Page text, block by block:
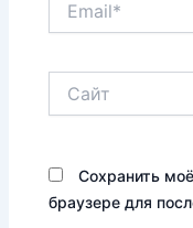
Сохранить
браузере для